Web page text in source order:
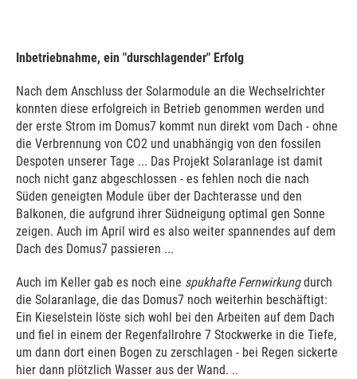
Inbetriebnahme, ein "durschlagender" Erfolg
Nach dem Anschluss der Solarmodule an die Wechselrichter
konnten diese erfolgreich in Betrieb genommen werden und
der erste Strom im Domus7 kommt nun direkt vom Dach - ohne
die Verbrennung von CO2 und unabhängig von den fossilen
Despoten unserer Tage ... Das Projekt Solaranlage ist damit
noch nicht ganz abgeschlossen - es fehlen noch die nach
Süden geneigten Module über der Dachterasse und den
Balkonen, die aufgrund ihrer Südneigung optimal gen Sonne
zeigen. Auch im April wird es also weiter spannendes auf dem
Dach des Domus7 passieren ...
Auch im Keller gab es noch eine spukhafte Fernwirkungdurch
die Solaranlage, die das Domus7 noch weiterhin beschäftigt:
Ein Kieselstein löste sich wohl bei den Arbeiten auf dem Dach
und fiel in einem der Regenfallrohre 7 Stockwerke in die Tiefe,
um dann dort einen Bogen zu zerschlagen - bei Regen sickerte
hier dann plötzlich Wasser aus der Wand. ..